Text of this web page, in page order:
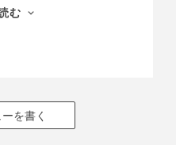
む
を書く